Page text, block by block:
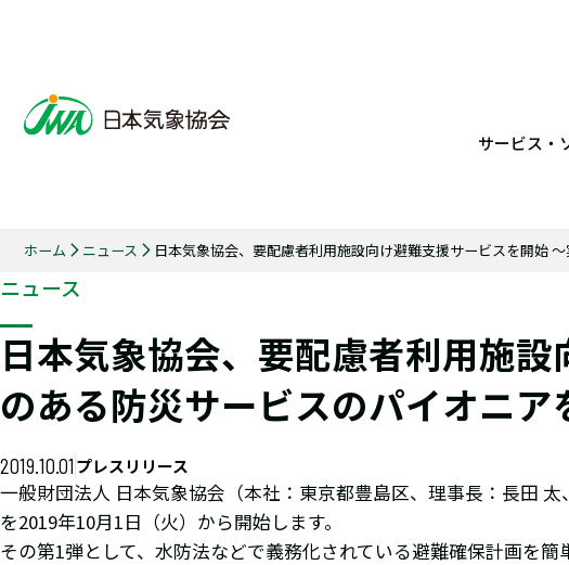
サービス・
ホーム ニュース 日本気象協会、要配慮者利用施設向け避難支援サービスを開始
ニュース
日本気象協会、要配慮者利用施
のある防災サービスのパイオニア
2019.10.01プレスリリース
一般財団法人 日本気象協会（本社：東京都豊島区、理事長：長田
を2019年10月1日（火）から開始します。
その第1弾として、水防法などで義務化されている避難確保計画を